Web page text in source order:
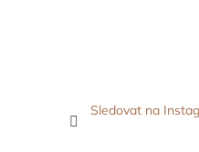
Sledovat na